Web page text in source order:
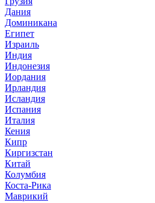
Дания
Доминикана
Египет
Израиль
Индия
Индонезия
Иордания
Ирландия
Исландия
Испания
Италия
Кения
Кипр
Киргизстан
Китай
Колумбия
Коста-Рика
Маврикий